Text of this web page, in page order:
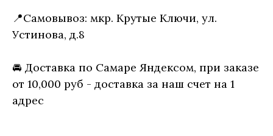
📍Самовывоз: мкр. Крутые Ключи, ул.
Устинова, д.8
🚘 Доставка по Самаре Яндексом, при заказе
от 10,000 руб - доставка за наш счет на 1
адрес